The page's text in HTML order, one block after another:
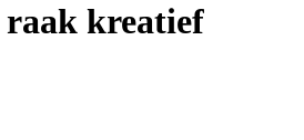
kreatief